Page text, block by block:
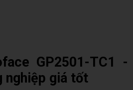
GP2501-TC1 -
nghiệp giá tốt